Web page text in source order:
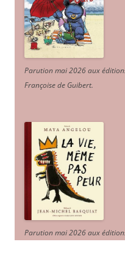
Parution mai 2026 aux
Françoise de Guibert.
Parution mai 2026 aux